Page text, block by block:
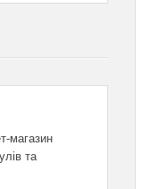
магазин
та